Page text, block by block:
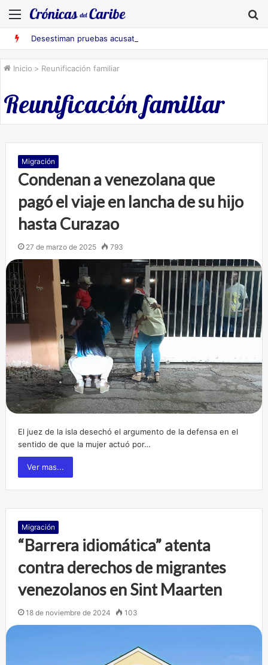
Menú
Inicio > Reunificación familiar
Reunificación familiar
Migración
Condenan a venezolana que
pagó el viaje en lancha de su hijo
hasta Curazao
27 de marzo de 2025 793
El juez de la isla desechó el argumento de la defensa en el
sentido de que la mujer actuó por…
Ver mas...
Migración
“Barrera idiomática” atenta
contra derechos de migrantes
venezolanos en Sint Maarten
18 de noviembre de 2024 103